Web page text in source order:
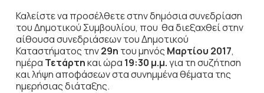
Καλείστε να προσέλθετε στην δημόσιασυνεδρίαση
του Δημοτικού Συμβουλίου, που θα διεξαχθεί στην
αίθουσα συνεδριάσεων του Δημοτικού
Καταστήματος την29η του μηνός Μαρτίου 2017,
ημέρα Τετάρτηκαι ώρα 19:30 μ.μ.για τη συζήτηση
και λήψη αποφάσεων στα συνημμένα θέματα της
ημερήσιας διάταξης.